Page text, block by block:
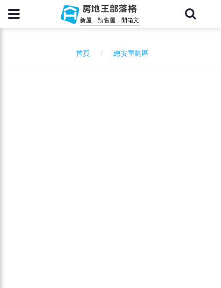
房地王部落格
新屋．預售屋．開箱文
首頁 總安重劃區